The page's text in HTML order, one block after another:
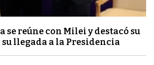
se reúne con Milei y destacó su
llegada a la Presidencia